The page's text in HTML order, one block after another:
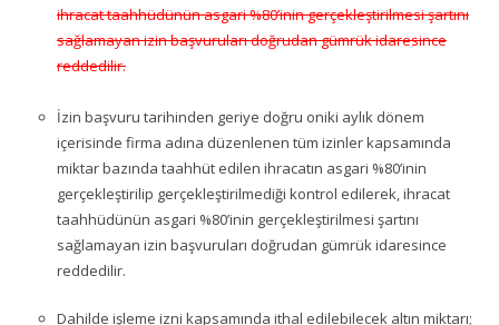
ihracat taahhüdünün asgari %80’inin gerçekleştirilmesi şartını
sağlamayan izin başvuruları doğrudan gümrük idaresince
reddedilir.
İzin başvuru tarihinden geriye doğru oniki aylık dönem
içerisinde firma adına düzenlenen tüm izinler kapsamında
miktar bazında taahhüt edilen ihracatın asgari %80’inin
gerçekleştirilip gerçekleştirilmediği kontrol edilerek, ihracat
taahhüdünün asgari %80’inin gerçekleştirilmesi şartını
sağlamayan izin başvuruları doğrudan gümrük idaresince
reddedilir.
Dahilde işleme izni kapsamında ithal edilebilecek altın miktarı;